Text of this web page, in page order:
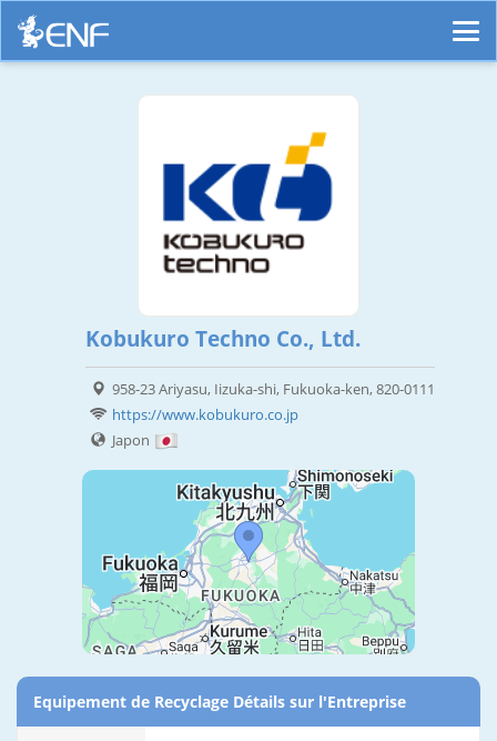
Kobukuro Techno Co., Ltd.
958-23 Ariyasu, Iizuka-shi, Fukuoka-ken, 820-0111
https://www.kobukuro.co.jp
Japon
Equipement de Recyclage Détails sur l'Entreprise